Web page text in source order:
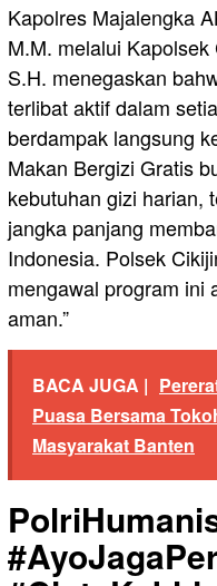
Kapolres Majalengka
M.M. melalui
S.H. menegaskan
terlibat aktif dalam
berdampak langsung
Makan Bergizi Gratis
kebutuhan gizi harian,
jangka panjang
Indonesia. Polsek
mengawal program ini
aman.”
BACA JUGA |
Puasa Bersama
Masyarakat Banten